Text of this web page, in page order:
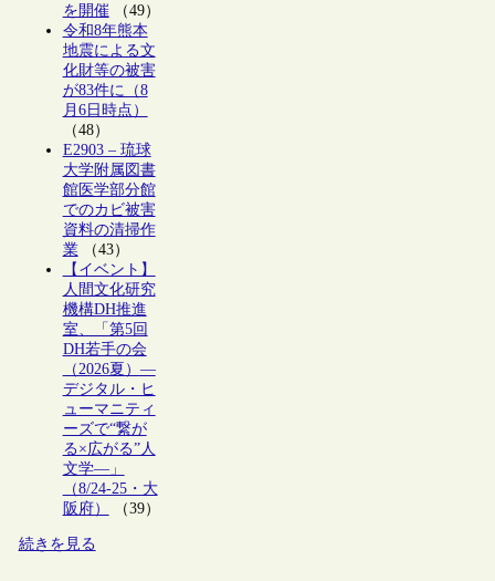
を開催（49）
令和8年熊本
地震による文
化財等の被害
が83件に（8
月6日時点）
（48）
E2903 – 琉球
大学附属図書
館医学部分館
でのカビ被害
資料の清掃作
業（43）
【イベント】
人間文化研究
機構DH推進
室、「第5回
DH若手の会
（2026夏）―
デジタル・ヒ
ューマニティ
ーズで“繋が
る×広がる”人
文学―」
（8/24-25・大
阪府）
（39）
続きを見る